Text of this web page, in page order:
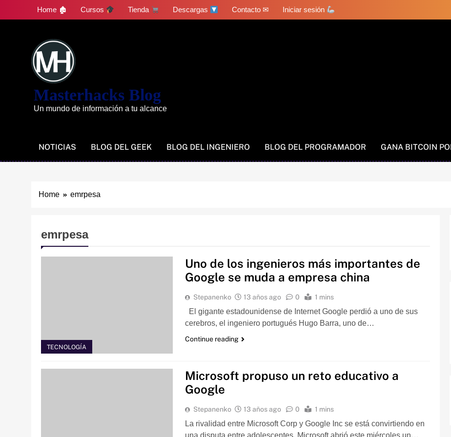
Home 🏚 Cursos Tienda Descargas Contacto ✉ Iniciar sesión
Masterhacks Blog
Un mundo de información a tu alcance
NOTICIAS BLOG DEL GEEK BLOG DEL INGENIERO BLOG DEL PROGRAMADOR GANA BITCOIN
Home emrpesa
emrpesa
TECNOLOGÍA
Uno de los ingenieros más importantes de
Google se muda a empresa china
Stepanenko 13 años ago 0 1 mins
El gigante estadounidense de Internet Google perdió a uno de sus
cerebros, el ingeniero portugués Hugo Barra, uno de…
Continue reading
Microsoft propuso un reto educativo a
Google
Stepanenko 13 años ago 0 1 mins
La rivalidad entre Microsoft Corp y Google Inc se está convirtiendo en